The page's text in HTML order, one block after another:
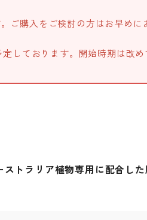
ご購入をご検討の方はお早めに
しております。開始時期は改
トラリア植物専用に配合した